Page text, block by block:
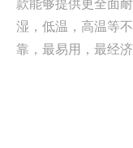
款能够提供更全面
湿，低温，高温等
靠，最易用，最经